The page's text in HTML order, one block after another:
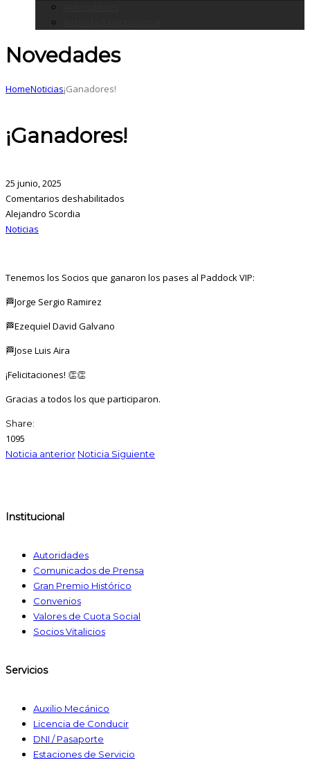
Novedades
HomeNoticias¡Ganadores!
¡Ganadores!
25 junio, 2025
Comentarios deshabilitados
Alejandro Scordia
Noticias
Tenemos los Socios que ganaron los pases al Paddock VIP:
🏁Jorge Sergio Ramirez
🏁Ezequiel David Galvano
🏁Jose Luis Aira
¡Felicitaciones! 👏👏
Gracias a todos los que participaron.
Share:
1095
Noticia anterior Noticia Siguiente
Institucional
Autoridades
Comunicados de Prensa
Gran Premio Histórico
Convenios
Valores de Cuota Social
Socios Vitalicios
Servicios
Auxilio Mecánico
Licencia de Conducir
DNI / Pasaporte
Estaciones de Servicio